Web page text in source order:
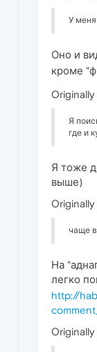
У меня
Оно и
кроме
Я
где и
Я тоже
выше)
чаще
На
легко
http://